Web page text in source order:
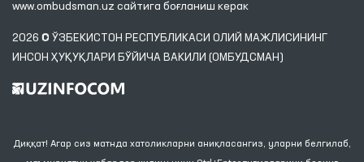
www.ombudsman.uz сайтига боғланиш керак
2026 © ЎЗБЕКИСТОН РЕСПУБЛИКАСИ ОЛИЙ МАЖЛИСИНИНГ
ИНСОН ҲУҚУҚЛАРИ БЎЙИЧА ВАКИЛИ (ОМБУДСМАН)
Диққат! Агар сиз матнда хатоликларни аниқласангиз, уларни белгилаб,